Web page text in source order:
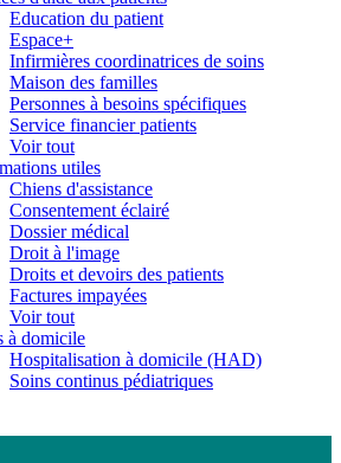
Education du patient
Espace+
Infirmières coordinatrices de soins
Maison des familles
Personnes à besoins spécifiques
Service financier patients
Voir tout
utiles
Chiens d'assistance
Consentement éclairé
Dossier médical
Droit à l'image
Droits et devoirs des patients
Factures impayées
Voir tout
à domicile
Hospitalisation à domicile (HAD)
Soins continus pédiatriques